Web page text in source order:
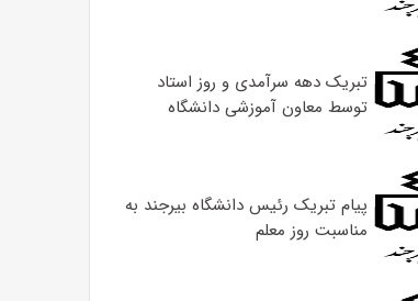
تبریک دهه سرآمدی و روز استاد
توسط معاون آموزشی دانشگاه
پیام تبریک رئیس دانشگاه بیرجند به
مناسبت روز معلم